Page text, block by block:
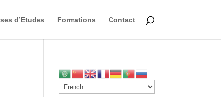
d’Etudes Formations Contact